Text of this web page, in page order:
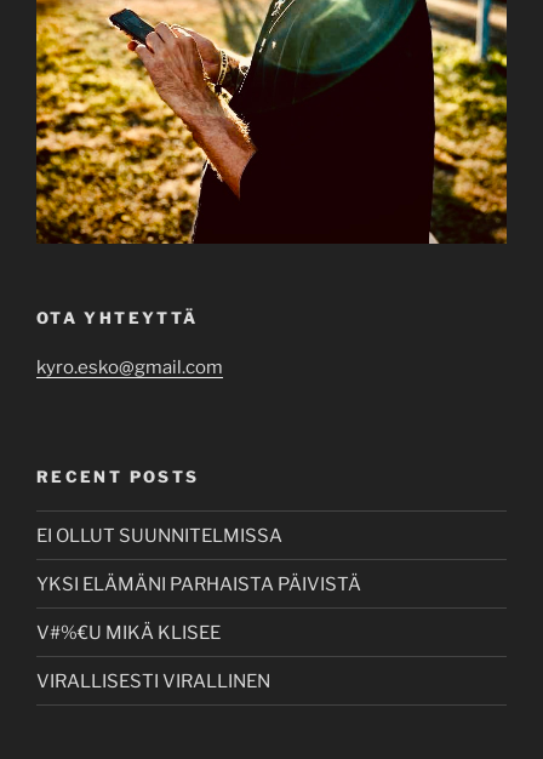
OTA YHTEYTTÄ
kyro.esko@gmail.com
RECENT POSTS
EI OLLUT SUUNNITELMISSA
YKSI ELÄMÄNI PARHAISTA PÄIVISTÄ
V#%€U MIKÄ KLISEE
VIRALLISESTI VIRALLINEN